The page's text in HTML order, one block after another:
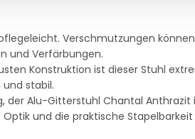
Verschmutzungen
und Verfärbungen.
Konstruktion ist dieser Stuhl
stabil.
der Alu-Gitterstuhl Chantal
und die praktische